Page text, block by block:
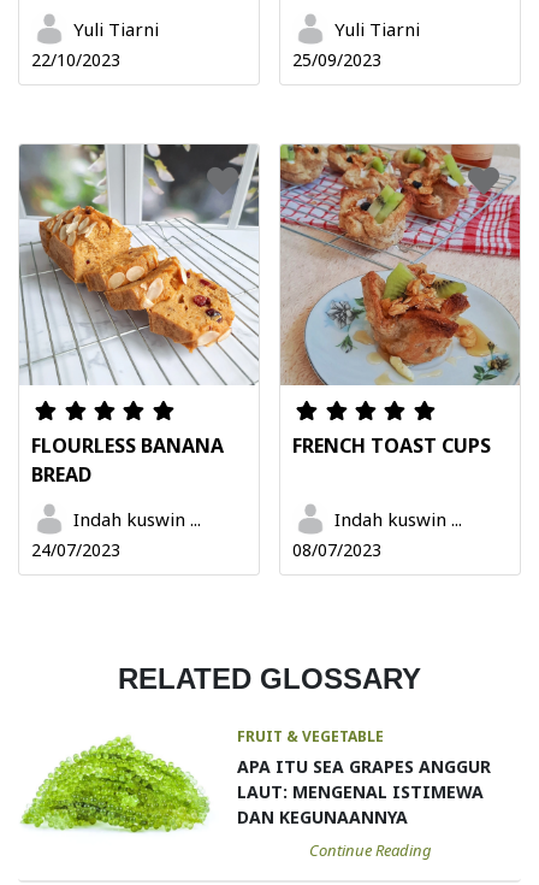
Yuli Tiarni
22/10/2023
Yuli Tiarni
25/09/2023
FLOURLESS BANANA
BREAD
Indah kuswin ...
24/07/2023
FRENCH TOAST CUPS
Indah kuswin ...
08/07/2023
RELATED GLOSSARY
FRUIT & VEGETABLE
APA ITU SEA GRAPES ANGGUR
LAUT: MENGENAL ISTIMEWA
DAN KEGUNAANNYA
Continue Reading